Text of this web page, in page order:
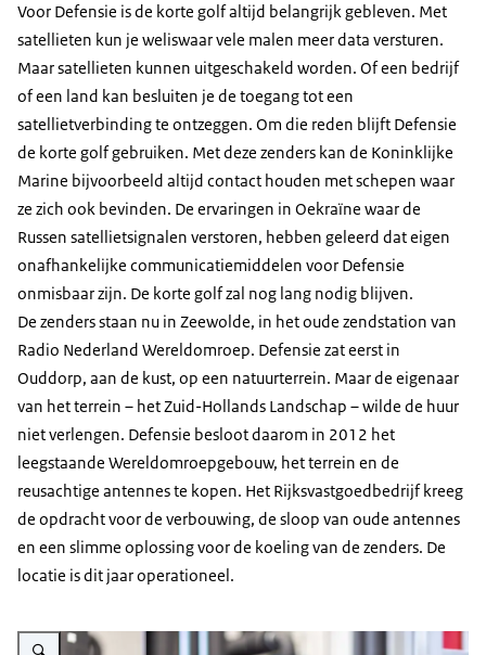
bereiken zo nooit de andere kant de aarde. De korte
golf kan juist dankzij de weerkaatsing door de
ionosfeer wel de andere kant van de aarde bereiken.
Ideaal voor communicatie over grote afstanden.
Voor Defensie is de korte golf altijd belangrijk gebleven. Met
satellieten kun je weliswaar vele malen meer data versturen.
Maar satellieten kunnen uitgeschakeld worden. Of een bedrijf
of een land kan besluiten je de toegang tot een
satellietverbinding te ontzeggen. Om die reden blijft Defensie
de korte golf gebruiken. Met deze zenders kan de Koninklijke
Marine bijvoorbeeld altijd contact houden met schepen waar
ze zich ook bevinden. De ervaringen in Oekraïne waar de
Russen satellietsignalen verstoren, hebben geleerd dat eigen
onafhankelijke communicatiemiddelen voor Defensie
onmisbaar zijn. De korte golf zal nog lang nodig blijven.
De zenders staan nu in Zeewolde, in het oude zendstation van
Radio Nederland Wereldomroep. Defensie zat eerst in
Ouddorp, aan de kust, op een natuurterrein. Maar de eigenaar
van het terrein – het Zuid-Hollands Landschap – wilde de huur
niet verlengen. Defensie besloot daarom in 2012 het
leegstaande Wereldomroepgebouw, het terrein en de
reusachtige antennes te kopen. Het Rijksvastgoedbedrijf kreeg
de opdracht voor de verbouwing, de sloop van oude antennes
en een slimme oplossing voor de koeling van de zenders. De
locatie is dit jaar operationeel.
Vergroot afbeelding Ruud de Vries